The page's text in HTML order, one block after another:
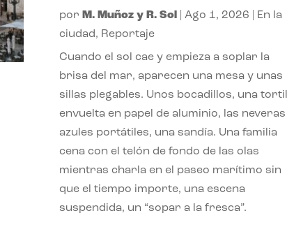
por M. Muñoz y R. Sol Ago 1, 2026
En la
ciudad, Reportaje
Cuando el sol cae y empieza a soplar la
brisa del mar, aparecen una mesa y unas
sillas plegables. Unos bocadillos, una
envuelta en papel de aluminio, las neveras
azules portátiles, una sandía. Una familia
cena con el telón de fondo de las olas
mientras charla en el paseo marítimo sin
que el tiempo importe, una escena
suspendida, un “sopar a la fresca”.